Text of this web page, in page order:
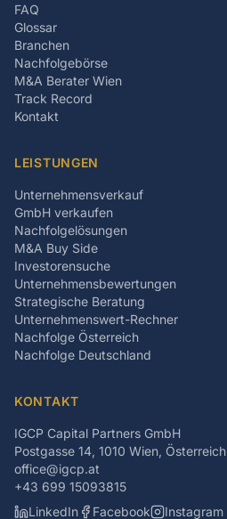
FAQ
Glossar
Branchen
Nachfolgebörse
M&A Berater Wien
Track Record
Kontakt
LEISTUNGEN
Unternehmensverkauf
GmbH verkaufen
Nachfolgelösungen
M&A Buy Side
Investorensuche
Unternehmensbewertungen
Strategische Beratung
Unternehmenswert-Rechner
Nachfolge Österreich
Nachfolge Deutschland
KONTAKT
IGCP Capital Partners GmbH
Postgasse 14, 1010 Wien, Österreich
office@igcp.at
+43 699 15093815
LinkedIn
Facebook Instagram